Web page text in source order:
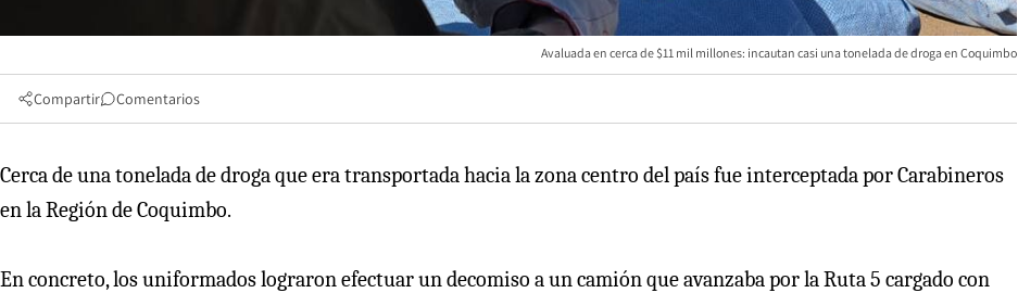
Avaluada en cerca de $11 mil millones: incautan casi una tonelada de droga en Coquimbo
Compartir Comentarios
Cerca de una tonelada de droga que era transportada hacia la zona centro del país fue interceptada por Carabineros
en la Región de Coquimbo.
En concreto, los uniformados lograron efectuar un decomiso a un camión que avanzaba por la Ruta 5 cargado con